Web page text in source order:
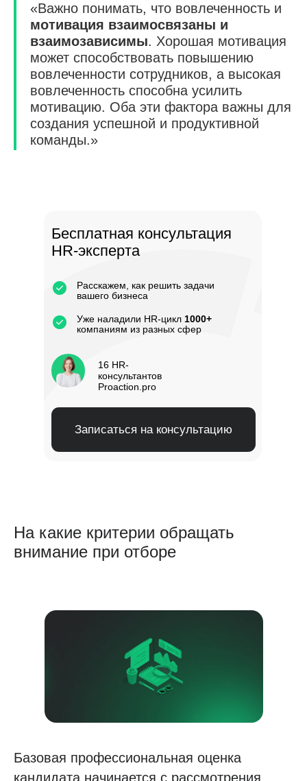
«Важно понимать, что вовлеченность и
мотивация взаимосвязаны и
взаимозависимы. Хорошая мотивация
может способствовать повышению
вовлеченности сотрудников, а высокая
вовлеченность способна усилить
мотивацию. Оба эти фактора важны для
создания успешной и продуктивной
команды.»
Бесплатная консультация
HR-эксперта
Записаться на консультацию
16 HR-
консультантов
Proaction.pro
Расскажем, как решить задачи
вашего бизнеса
Уже наладили HR-цикл 1000+
компаниям из разных сфер
На какие критерии обращать
внимание при отборе
Базовая профессиональная оценка
кандидата начинается с рассмотрения